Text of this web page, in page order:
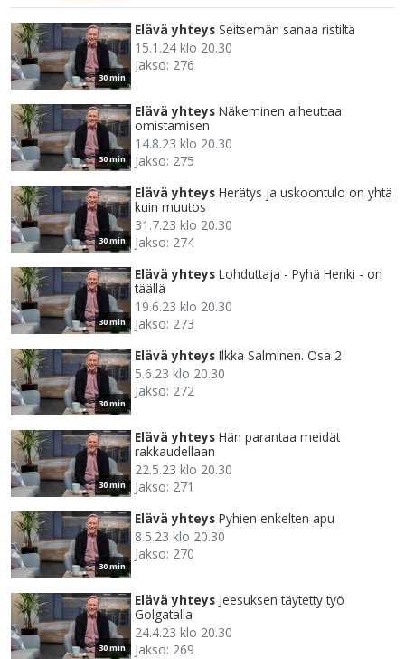
30 min
Elävä yhteys Seitsemän sanaa ristiltä
15.1.24 klo 20.30
Jakso: 276
30 min
Elävä yhteys Näkeminen aiheuttaa
omistamisen
14.8.23 klo 20.30
Jakso: 275
30 min
Elävä yhteys Herätys ja uskoontulo on yhtä
kuin muutos
31.7.23 klo 20.30
Jakso: 274
30 min
Elävä yhteys Lohduttaja - Pyhä Henki - on
täällä
19.6.23 klo 20.30
Jakso: 273
30 min
Elävä yhteys Ilkka Salminen. Osa 2
5.6.23 klo 20.30
Jakso: 272
30 min
Elävä yhteys Hän parantaa meidät
rakkaudellaan
22.5.23 klo 20.30
Jakso: 271
30 min
Elävä yhteys Pyhien enkelten apu
8.5.23 klo 20.30
Jakso: 270
30 min
Elävä yhteys Jeesuksen täytetty työ
Golgatalla
24.4.23 klo 20.30
Jakso: 269